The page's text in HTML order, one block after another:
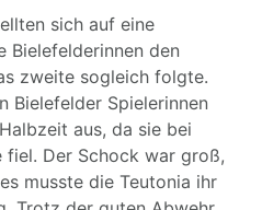
sich auf eine
Bielefelderinnen den
zweite sogleich folgte.
Bielefelder Spielerinnen
aus, da sie bei
fiel. Der Schock war groß,
musste die Teutonia ihr